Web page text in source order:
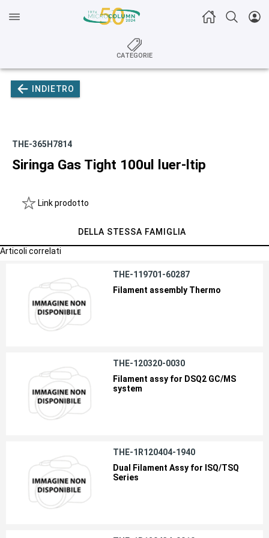
CATEGORIE
INDIETRO
THE-365H7814
Siringa Gas Tight 100ul luer-ltip
Link prodotto
DELLA STESSA FAMIGLIA
Articoli correlati
THE-119701-60287
Filament assembly Thermo
THE-120320-0030
Filament assy for DSQ2 GC/MS
system
THE-1R120404-1940
Dual Filament Assy for ISQ/TSQ
Series